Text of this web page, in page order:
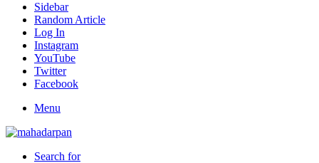
Sidebar
Random Article
Log In
Instagram
YouTube
Twitter
Facebook
Menu
Search for